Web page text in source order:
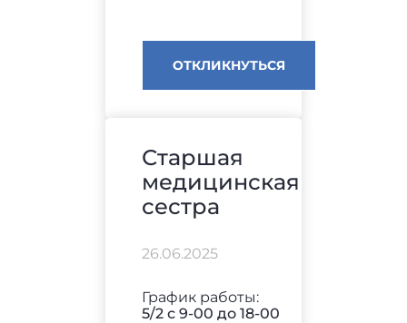
ОТКЛИКНУТЬСЯ
Старшая
медицинская
сестра
26.06.2025
График работы:
5/2 с 9-00 до 18-00